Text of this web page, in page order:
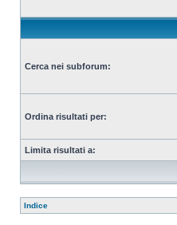
Cerca nei subforum:
Ordina risultati per:
Limita risultati a:
Indice